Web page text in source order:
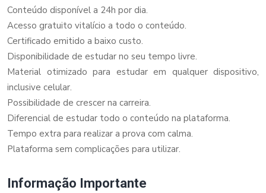
Conteúdo disponível a 24h por dia.
Acesso gratuito vitalício a todo o conteúdo.
Certificado emitido a baixo custo.
Disponibilidade de estudar no seu tempo livre.
Material otimizado para estudar em qualquer dispositivo,
inclusive celular.
Possibilidade de crescer na carreira.
Diferencial de estudar todo o conteúdo na plataforma.
Tempo extra para realizar a prova com calma.
Plataforma sem complicações para utilizar.
Informação Importante